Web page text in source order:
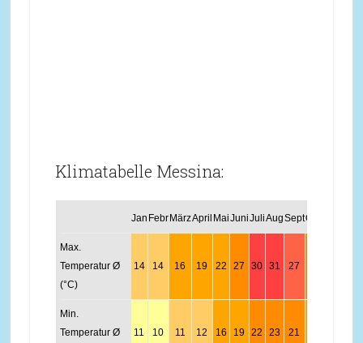
Klimatabelle Messina:
Jan FebrMärzApril MaiJuniJuliAugSeptOkt
Max.
Temperatur Ø
(°C)
14 14 16 19 22 27 30 31 27
Min.
Temperatur Ø
11 10 11 12 16 19 22 23 21